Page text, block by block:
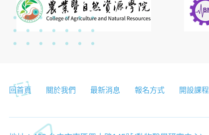
回首頁 關於我們 最新消息 報名方式 開設課程